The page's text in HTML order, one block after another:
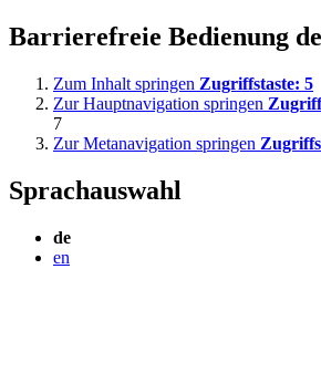
Barrierefreie Bedienung
Zum Inhalt springen Zugriffstaste: 5
Zur Hauptnavigation springen
7
Zur Metanavigation springen
Sprachauswahl
de
en